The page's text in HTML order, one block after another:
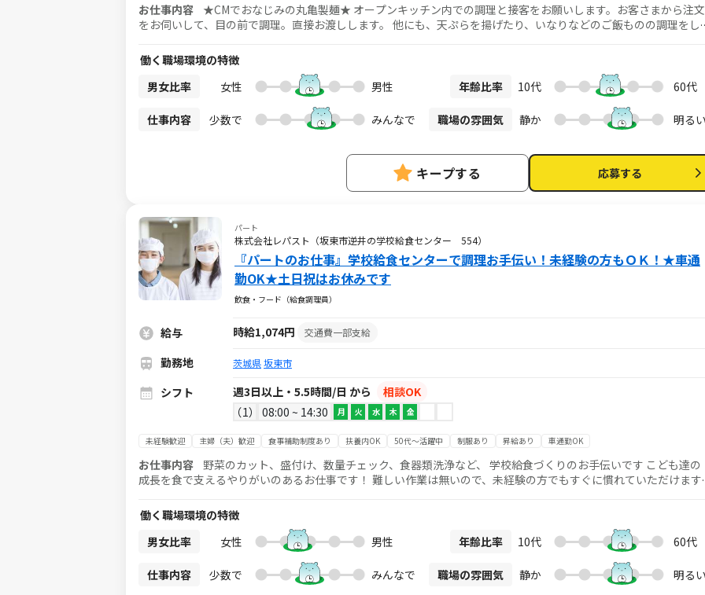
お仕事内容 ★CMでおなじみの丸亀製麺★ オープンキッチン内での調理と接客をお願いします。お客さまから注文
をお伺いして、目の前で調理。直接お渡しします。 他にも、天ぷらを揚げたり、いなりなどのご飯ものの調理をし
も有◎心強い仲間もいるので、安心してスタートできます！ 抜群のチームワークの中で一緒に働きませんか？
働く職場環境の特徴
男女比率
女性 男性 年齢比率 10代 60代
仕事内容 少数で みんなで 職場の雰囲気 静か 明る
キープする 応募する
パート
株式会社レパスト（坂東市逆井の学校給食センター 554）
『パートのお仕事』学校給食センターで調理お手伝い！未経験の方もＯＫ！★車通
勤OK★土日祝はお休みです
飲食・フード（給食調理員）
給与 時給1,074円 交通費一部支給
勤務地 茨城県坂東市
シフト 週3日以上・5.5時間/日 から
相談OK
1
08:00 ~ 14:30 月 火 水 木 金
未経験歓迎 主婦（夫）歓迎 食事補助制度あり 扶養内OK 50代～活躍中 制服あり 昇給あり 車通勤OK
お仕事内容 野菜のカット、盛付け、数量チェック、食器類洗浄など、 学校給食づくりのお手伝いです こども達の
成長を食で支えるやりがいのあるお仕事です！ 難しい作業は無いので、未経験の方でもすぐに慣れていただけます
す
働く職場環境の特徴
男女比率
女性 男性 年齢比率 10代 60代
仕事内容 少数で みんなで 職場の雰囲気 静か 明る